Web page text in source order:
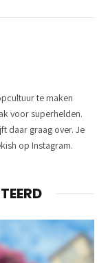
te maken
voor superhelden.
daar graag over. Je
op Instagram.